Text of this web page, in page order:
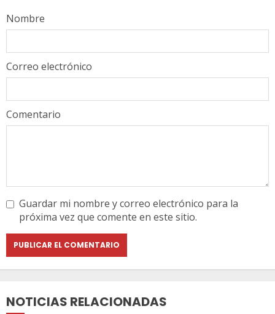
Comentario
Nombre
Correo electrónico
Guardar mi nombre y correo electrónico para la
próxima vez que comente en este sitio.
NOTICIAS RELACIONADAS